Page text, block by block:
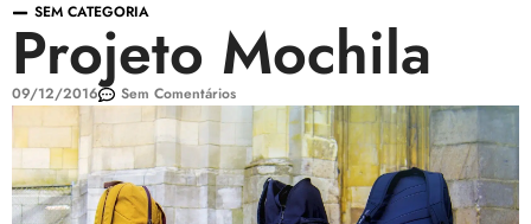
SEM CATEGORIA
Projeto Mochila
09/12/2016 Sem Comentários